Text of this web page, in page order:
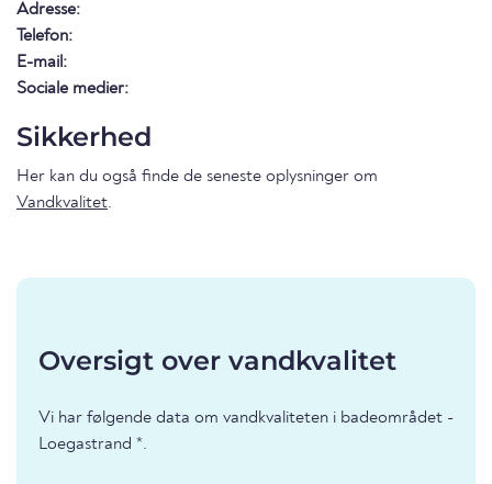
Adresse:
Telefon:
E-mail:
Sociale medier:
Sikkerhed
Her kan du også finde de seneste oplysninger om
Vandkvalitet.
Oversigt over vandkvalitet
Vi har følgende data om vandkvaliteten i badeområdet -
Loegastrand *.